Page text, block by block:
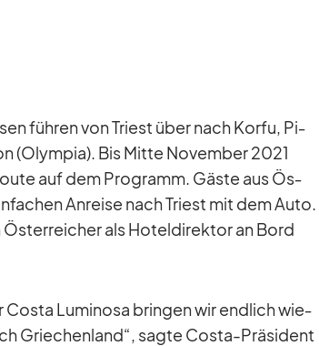
füh­ren von Tri­est über nach Korfu, Pi­
(Olym­pia). Bis Mitte No­vem­ber 2021
auf dem Pro­gramm. Gäste aus Ös­
An­reise nach Tri­est mit dem Auto.
als Ho­tel­di­rek­tor an Bord
Lu­mi­nosa brin­gen wir end­lich wie­
Grie­chen­land“, sagte Costa-Prä­si­dent